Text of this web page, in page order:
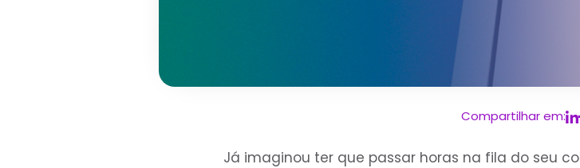
Compartilhar em:
Já imaginou ter que passar horas na fila do seu